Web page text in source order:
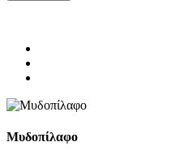
Μυδοπίλαφο